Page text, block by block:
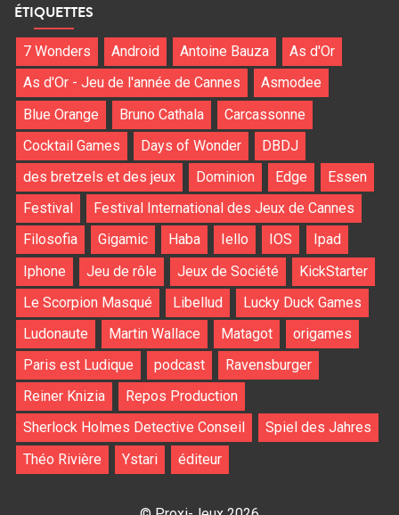
ÉTIQUETTES
7 Wonders Android Antoine Bauza
As d'Or
As d'Or - Jeu de l'année de Cannes
Asmodee
Blue Orange
Bruno Cathala
Carcassonne
Cocktail Games
Days of Wonder
DBDJ
des bretzels et des jeux
Dominion Edge
Essen
Festival
Festival International des Jeux de Cannes
Filosofia
Gigamic Haba Iello IOS
Ipad
Iphone
Jeu de rôle Jeux de Société
KickStarter
Le Scorpion Masqué
Libellud
Lucky Duck Games
Ludonaute
Martin Wallace Matagot
origames
Paris est Ludique
podcast
Ravensburger
Reiner Knizia
Repos Production
Sherlock Holmes Detective Conseil
Spiel des Jahres
Théo Rivière
Ystari éditeur